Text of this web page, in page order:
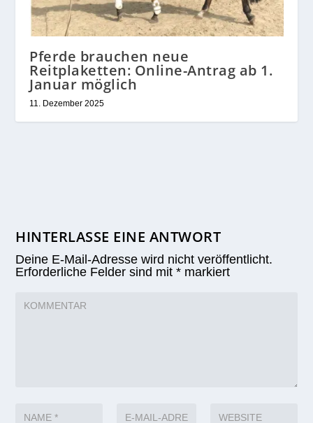
Pferde brauchen neue
Reitplaketten: Online-Antrag ab 1.
Januar möglich
11. Dezember 2025
HINTERLASSE EINE ANTWORT
Deine E-Mail-Adresse wird nicht veröffentlicht.
Erforderliche Felder sind mit* markiert